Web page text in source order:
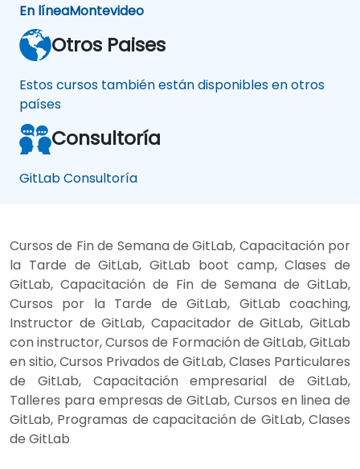
En líneaMontevideo
Otros Paises
Estos cursos también están disponibles en otros
países
Consultoría
GitLab Consultoría
Cursos de Fin de Semana de GitLab, Capacitación por
la Tarde de GitLab, GitLab boot camp, Clases de
GitLab, Capacitación de Fin de Semana de GitLab,
Cursos por la Tarde de GitLab, GitLab coaching,
Instructor de GitLab, Capacitador de GitLab, GitLab
con instructor, Cursos de Formación de GitLab, GitLab
en sitio, Cursos Privados de GitLab, Clases Particulares
de GitLab, Capacitación empresarial de GitLab,
Talleres para empresas de GitLab, Cursos en linea de
GitLab, Programas de capacitación de GitLab, Clases
de GitLab